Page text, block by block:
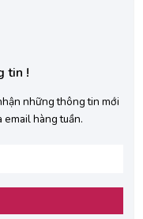
tin !
những thông tin mới
hàng tuần.